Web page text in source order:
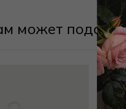
может подойти